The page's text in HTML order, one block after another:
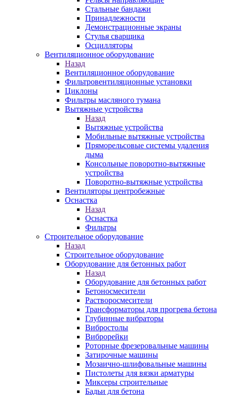
Стальные бандажи
Принадлежности
Демонстрационные экраны
Стулья сварщика
Осцилляторы
Вентиляционное оборудование
Назад
Вентиляционное оборудование
Фильтровентиляционные установки
Циклоны
Фильтры масляного тумана
Вытяжные устройства
Назад
Вытяжные устройства
Мобильные вытяжные устройства
Пряморельсовые системы удаления
дыма
Консольные поворотно-вытяжные
устройства
Поворотно-вытяжные устройства
Вентиляторы центробежные
Оснастка
Назад
Оснастка
Фильтры
Строительное оборудование
Назад
Строительное оборудование
Оборудование для бетонных работ
Назад
Оборудование для бетонных работ
Бетоносмесители
Растворосмесители
Трансформаторы для прогрева бетона
Глубинные вибраторы
Вибростолы
Виброрейки
Роторные фрезеровальные машины
Затирочные машины
Мозаично-шлифовальные машины
Пистолеты для вязки арматуры
Миксеры строительные
Бадьи для бетона